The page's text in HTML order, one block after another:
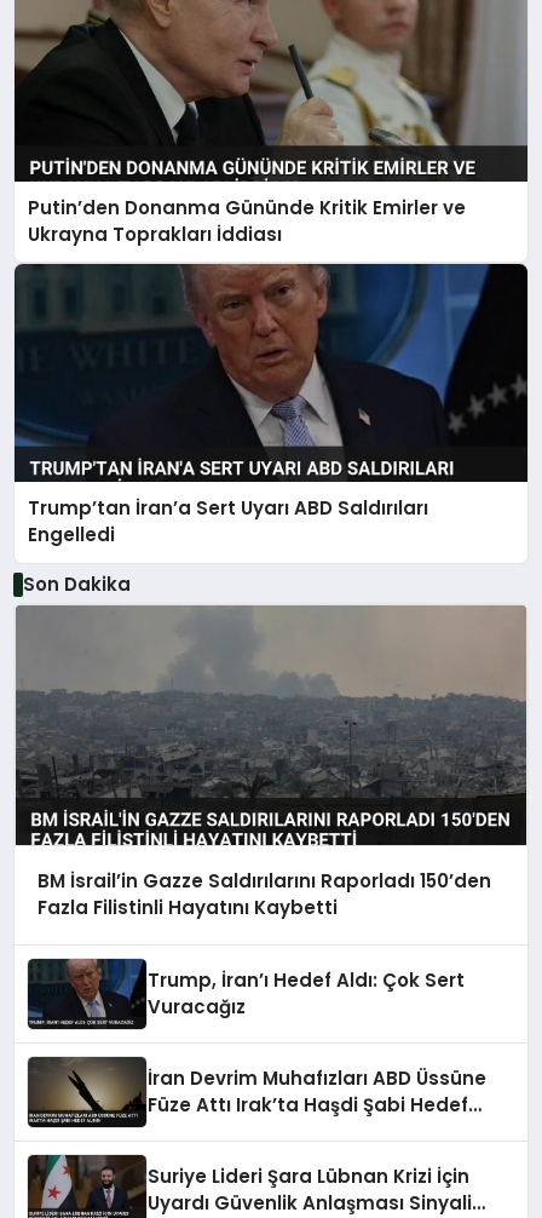
Putin’den Donanma Gününde Kritik Emirler ve
Ukrayna Toprakları İddiası
Trump’tan İran’a Sert Uyarı ABD Saldırıları
Engelledi
Son Dakika
BM İsrail’in Gazze Saldırılarını Raporladı 150’den
Fazla Filistinli Hayatını Kaybetti
Trump, İran’ı Hedef Aldı: Çok Sert
Vuracağız
İran Devrim Muhafızları ABD Üssüne
Füze Attı Irak’ta Haşdi Şabi Hedef
Suriye Lideri Şara Lübnan Krizi İçin
Uyardı Güvenlik Anlaşması Sinyali